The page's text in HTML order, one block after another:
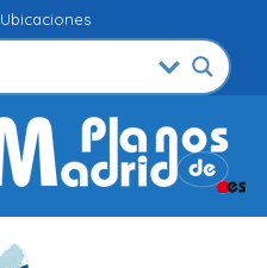
Ubicaciones